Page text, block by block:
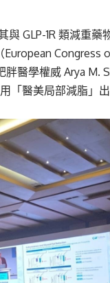
GLP-1R 類減重藥
Congress
醫學權威 Arya M.
「醫美局部減脂」